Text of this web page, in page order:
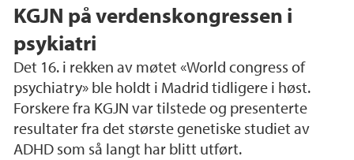
KGJN på verdenskongressen i
psykiatri
Det 16. i rekken av møtet «World congress of
psychiatry» ble holdt i Madrid tidligere i høst.
Forskere fra KGJN var tilstede og presenterte
resultater fra det største genetiske studiet av
ADHD som så langt har blitt utført.